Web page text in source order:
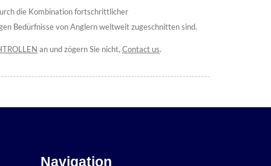
die Kombination fortschrittlicher
Bedürfnisse von Anglern weltweit zugeschnitten sind.
an und zögern Sie nicht, Contact us.
Navigation